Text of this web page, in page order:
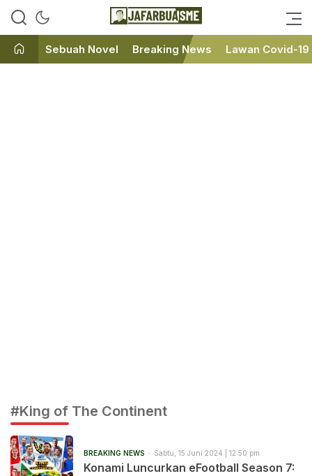
JafarBua
Ini bukan Media Online, Ini
Sebuah Novel Breaking News Lawan Covid-19
#King of The Continent
BREAKING NEWS Sabtu, 15 Juni 2024 | 12:50 pm
Konami Luncurkan eFootball Season 7: